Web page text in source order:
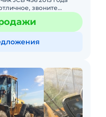
звоните
находиться в самарской